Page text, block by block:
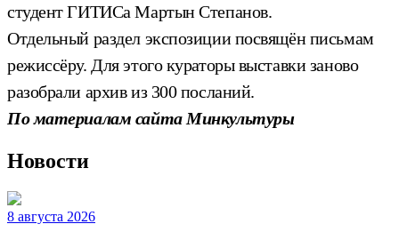
студент ГИТИСа Мартын Степанов.
Отдельный раздел экспозиции посвящён письмам
режиссёру. Для этого кураторы выставки заново
разобрали архив из 300 посланий.
По материалам сайта Минкультуры
Новости
8 августа 2026